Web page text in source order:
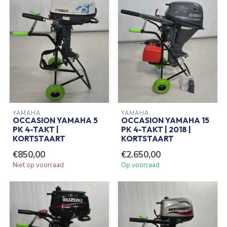
YAMAHA
OCCASION YAMAHA 5
PK 4-TAKT |
KORTSTAART
€850,00
Niet op voorraad
YAMAHA
OCCASION YAMAHA 15
PK 4-TAKT | 2018 |
KORTSTAART
€2.650,00
Op voorraad